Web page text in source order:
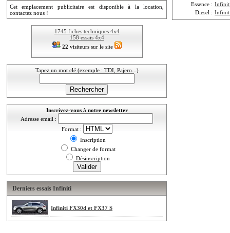
Cet emplacement publicitaire est disponible à la location,
contactez nous !
1745 fiches techniques 4x4
158 essais 4x4
22 visiteurs sur le site
Tapez un mot clé (exemple : TDI, Pajero...)
Inscrivez-vous à notre newsletter
Adresse email :
Format :
Inscription
Changer de format
Désinscription
Derniers essais Infiniti
Infiniti FX30d et FX37 S
Essence :
Diesel :